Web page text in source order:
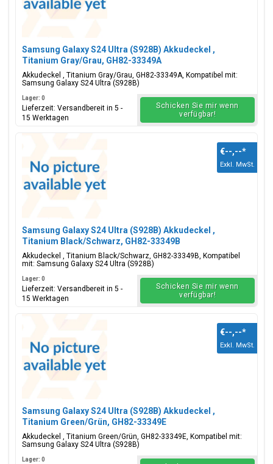
Samsung Galaxy S24 Ultra (S928B) Akkudeckel ,
Titanium Gray/Grau, GH82-33349A
Akkudeckel , Titanium Gray/Grau, GH82-33349A, Kompatibel mit:
Samsung Galaxy S24 Ultra (S928B)
Lager: 0
Lieferzeit: Versandbereit in 5 -
15 Werktagen
Schicken Sie mir wenn
verfügbar!
Samsung Galaxy S24 Ultra (S928B) Akkudeckel ,
Titanium Black/Schwarz, GH82-33349B
Akkudeckel , Titanium Black/Schwarz, GH82-33349B, Kompatibel
mit: Samsung Galaxy S24 Ultra (S928B)
€--,--*
Exkl. MwSt.
Lager: 0
Lieferzeit: Versandbereit in 5 -
15 Werktagen
Schicken Sie mir wenn
verfügbar!
Samsung Galaxy S24 Ultra (S928B) Akkudeckel ,
Titanium Green/Grün, GH82-33349E
Akkudeckel , Titanium Green/Grün, GH82-33349E, Kompatibel mit:
Samsung Galaxy S24 Ultra (S928B)
€--,--*
Exkl. MwSt.
Lager: 0